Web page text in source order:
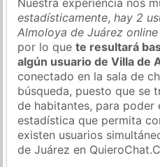
estadísticamente,hay 2
Almoloya de Juárez
por lo quete resultará
algún usuario de Villa de
conectado en la sala de
búsqueda, puesto que se
de habitantes, para poder
estadística que permita
existen usuarios
de Juárez en